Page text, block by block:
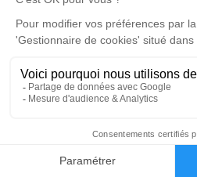
Faire-part
Un service de plantation
disponible ici.
mercredi 22 mars 2023 à
Crematorium du Val de